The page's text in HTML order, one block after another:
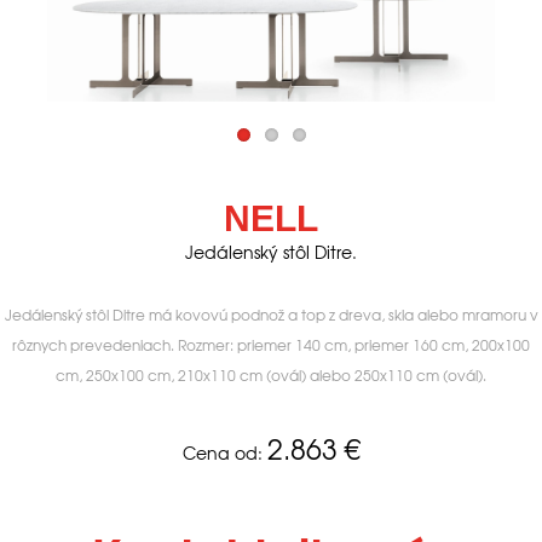
NELL
Jedálenský stôl Ditre.
Jedálenský stôl Ditre má kovovú podnož a top z dreva, skla alebo mramoru v
rôznych prevedeniach. Rozmer: priemer 140 cm, priemer 160 cm, 200x100
cm, 250x100 cm, 210x110 cm (ovál) alebo 250x110 cm (ovál).
Cena od: 2.863€